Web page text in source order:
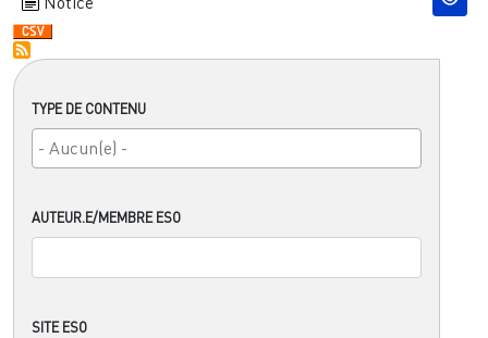
TYPE DE CONTENU
AUTEUR.E/MEMBRE ESO
SITE ESO